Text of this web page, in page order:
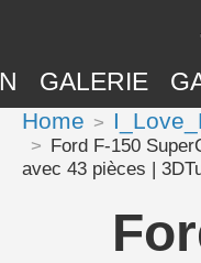
GALERIE
Home
Ford F-150
avec 43 pièces |